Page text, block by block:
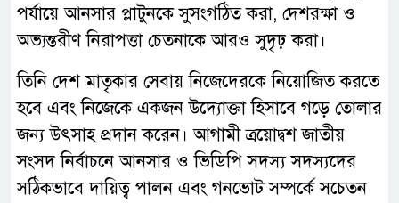
পর্যায়ে আনসার প্লাটুনকে সুসংগঠিত করা, দেশরক্ষা ও
অভ্যন্তরীণ নিরাপত্তা চেতনাকে আরও সুদৃঢ় করা।
তিনি দেশ মাতৃকার সেবায় নিজেদেরকে নিয়োজিত করতে
হবে এবং নিজেকে একজন উদ্যোক্তা হিসাবে গড়ে তোলার
জন্য উৎসাহ প্রদান করেন। আগামী ত্রয়োদ্বশ জাতীয়
সংসদ নির্বাচনে আনসার ও ভিডিপি সদস্য সদস্যদের
সঠিকভাবে দায়িত্ব পালন এবং গনভোট সম্পর্কে সচেতন